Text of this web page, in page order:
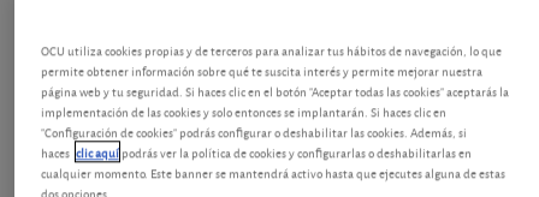
alquiler mensual.
Garajes de Valencia que más ingresan por
alquileres
OCU utiliza cookies propias y de terceros para analizar tus hábitos de navegación, lo que
permite obtener información sobre qué te suscita interés y permite mejorar nuestra
página web y tu seguridad. Si haces clic en el botón "Aceptar todas las cookies" aceptarás la
implementación de las cookies y solo entonces se implantarán. Si haces clic en
"Configuración de cookies" podrás configurar o deshabilitar las cookies. Además, si
haces clic aquípodrás ver la política de cookies y configurarlas o deshabilitarlas en
cualquier momento. Este banner se mantendrá activo hasta que ejecutes alguna de estas
dos opciones.